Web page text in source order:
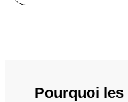
Pourquoi